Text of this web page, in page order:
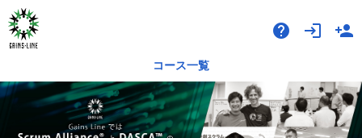
help login person_add
コース一覧